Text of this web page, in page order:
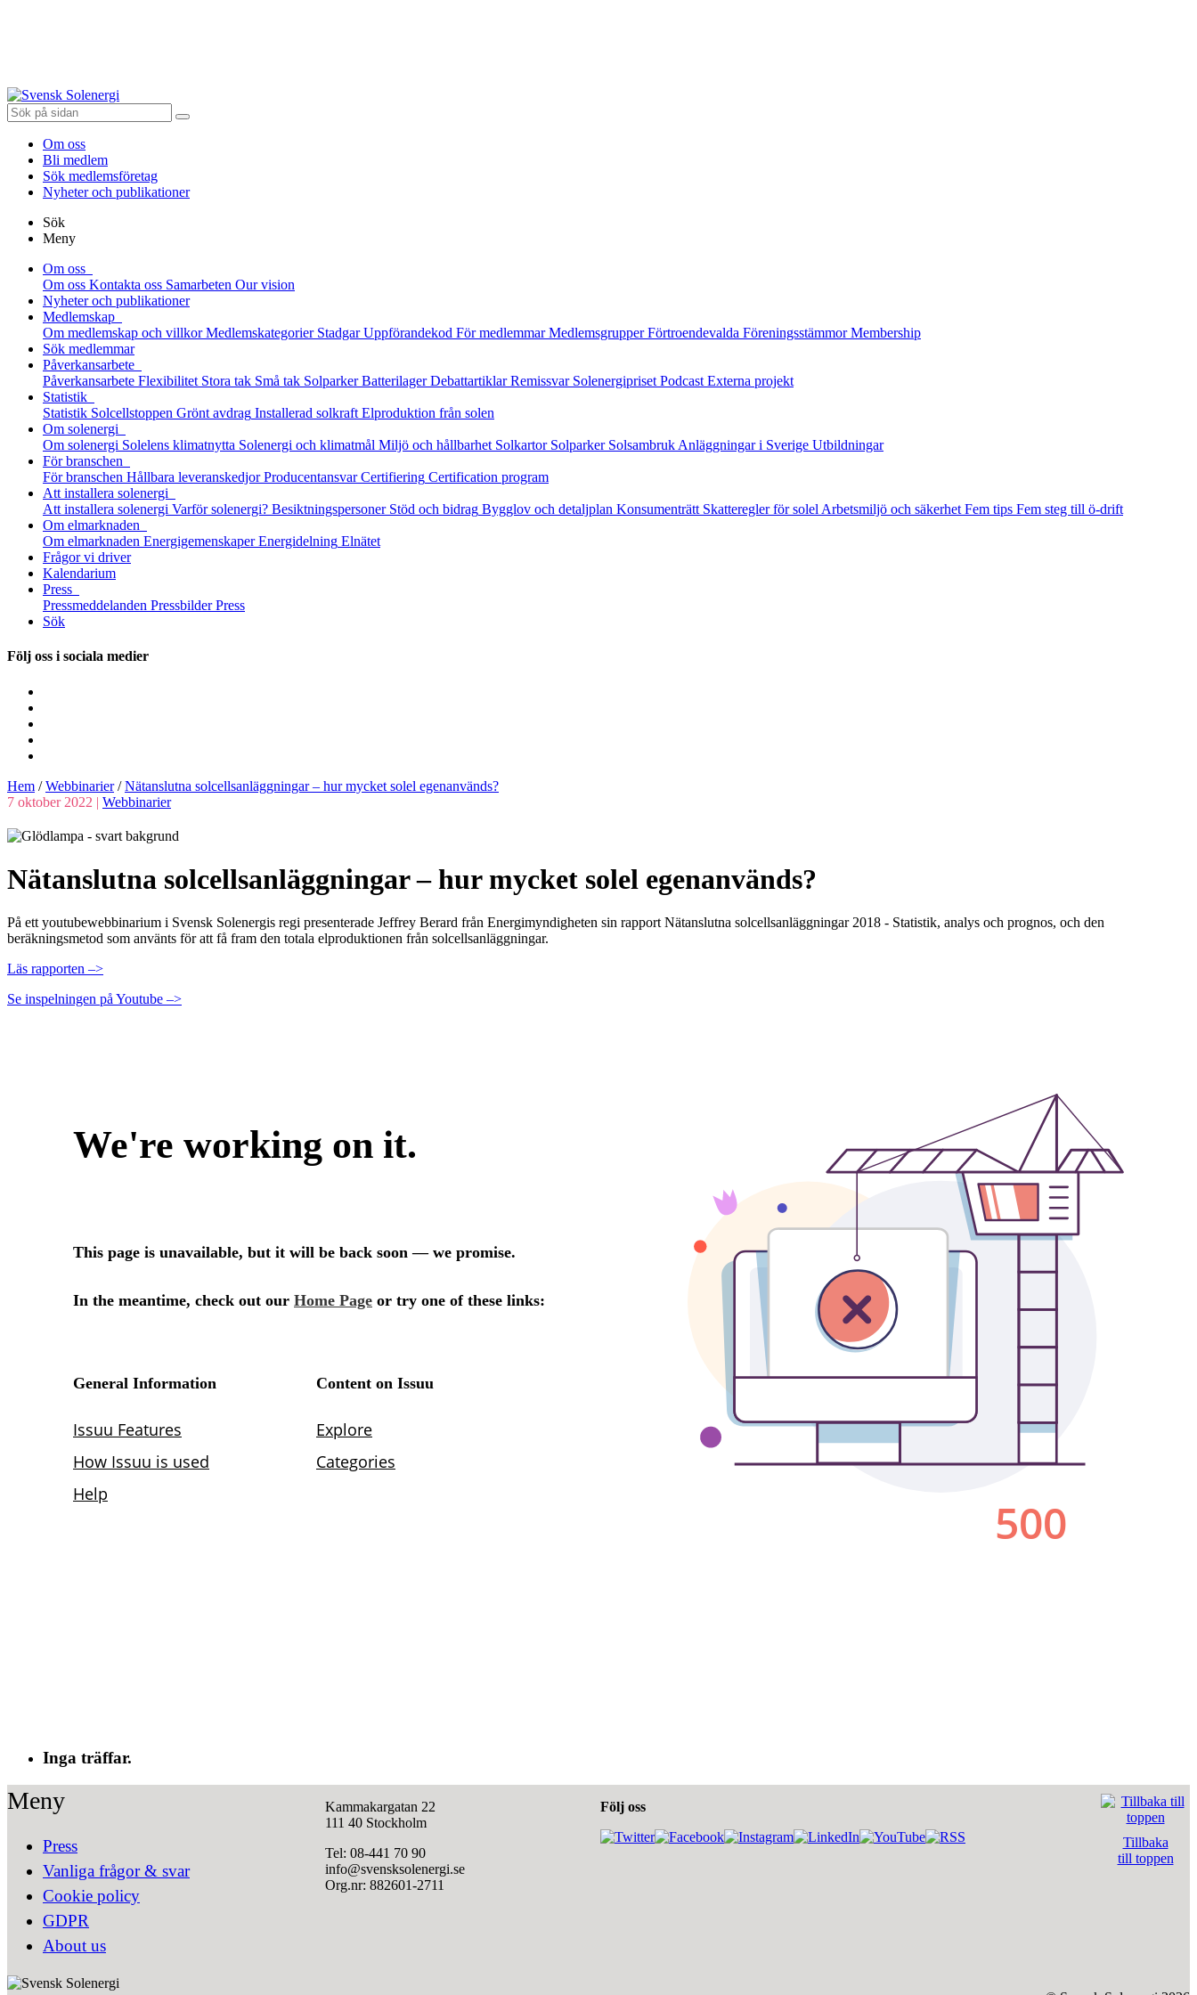
Om oss
Bli medlem
Sök medlemsföretag
Nyheter och publikationer
Sök
Meny
Om oss
Om oss Kontakta oss Samarbeten Our vision
Nyheter och publikationer
Medlemskap
Om medlemskap och villkor Medlemskategorier Stadgar Uppförandekod För medlemmar Medlemsgrupper Förtroendevalda Föreningsstämmor Membership
Sök medlemmar
Påverkansarbete
Påverkansarbete Flexibilitet Stora tak Små tak Solparker Batterilager Debattartiklar Remissvar Solenergipriset Podcast Externa projekt
Statistik
Statistik Solcellstoppen Grönt avdrag Installerad solkraft Elproduktion från solen
Om solenergi
Om solenergi Solelens klimatnytta Solenergi och klimatmål Miljö och hållbarhet Solkartor Solparker Solsambruk Anläggningar i Sverige Utbildningar
För branschen
För branschen Hållbara leveranskedjor Producentansvar Certifiering Certification program
Att installera solenergi
Att installera solenergi Varför solenergi? Besiktningspersoner Stöd och bidrag Bygglov och detaljplan Konsumenträtt Skatteregler för solel Arbetsmiljö och säkerhet Fem tips Fem steg till ö-drift
Om elmarknaden
Om elmarknaden Energigemenskaper Energidelning Elnätet
Frågor vi driver
Kalendarium
Press
Pressmeddelanden Pressbilder Press
Sök
Följ oss i sociala medier
Hem /Webbinarier/Nätanslutna solcellsanläggningar – hur mycket solel egenanvänds?
7 oktober 2022 | Webbinarier
Nätanslutna solcellsanläggningar – hur mycket solel egenanvänds?
På ett youtubewebbinarium i Svensk Solenergis regi presenterade Jeffrey Berard från Energimyndigheten sin rapport Nätanslutna solcellsanläggningar 2018 - Statistik, analys och prognos, och den
beräkningsmetod som använts för att få fram den totala elproduktionen från solcellsanläggningar.
Läs rapporten –>
Se inspelningen på Youtube –>
Inga träffar.
Meny
Press
Vanliga frågor & svar
Cookie policy
GDPR
About us
Kammakargatan 22
111 40 Stockholm
Tel: 08-441 70 90
info@svensksolenergi.se
Org.nr: 882601-2711
Följ oss
Tillbaka
till toppen